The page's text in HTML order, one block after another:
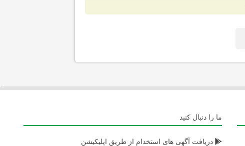
ما را دنبال کنید
دریافت آگهی های استخدام از طریق اپلیکیشن